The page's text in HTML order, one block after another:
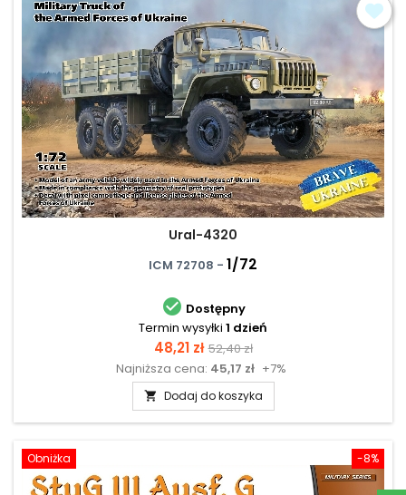
Ural-4320
ICM 72708 - 1/72
 Dostępny
Termin wysyłki 1 dzień
Cena
48,21 zł Cena
podstawowa
52,40 zł
Najniższa cena: 45,17 zł +7%
 Dodaj do koszyka
-8%
Obniżka